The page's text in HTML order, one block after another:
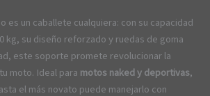
es un caballete cualquiera: con su capacidad
kg, su diseño reforzado y ruedas de goma
este soporte promete revolucionar la
moto. Ideal para motos naked y deportivas,
el más novato puede manejarlo con